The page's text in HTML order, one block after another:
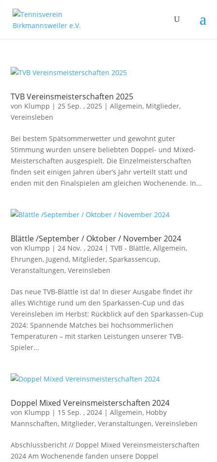
TVB Vereinsmeisterschaften 2025
von Klumpp |25 Sep. , 2025 |Allgemein, Mitglieder,
Vereinsleben
Bei bestem Spätsommerwetter und gewohnt guter
Stimmung wurden unsere beliebten Doppel- und Mixed-
Meisterschaften ausgespielt. Die Einzelmeisterschaften
finden seit einigen Jahren über’s Jahr verteilt statt und
enden mit den Finalspielen am gleichen Wochenende. In...
Blättle /September / Oktober / November 2024
von Klumpp |24 Nov. , 2024 |TVB - Blättle,Allgemein,
Ehrungen, Jugend, Mitglieder,Sparkassencup,
Veranstaltungen,Vereinsleben
Das neue TVB-Blättle ist da! In dieser Ausgabe findet ihr
alles Wichtige rund um den Sparkassen-Cup und das
Vereinsleben im Herbst: Rückblick auf den Sparkassen-Cup
2024: Spannende Matches bei hochsommerlichen
Temperaturen – mit starken Leistungen unserer TVB-
Spieler...
Doppel Mixed Vereinsmeisterschaften 2024
von Klumpp | 15 Sep. , 2024 |Allgemein, Hobby
Mannschaften, Mitglieder,Veranstaltungen,Vereinsleben
Abschlussbericht // Doppel Mixed Vereinsmeisterschaften
2024 Am Wochenende fanden unsere Doppel